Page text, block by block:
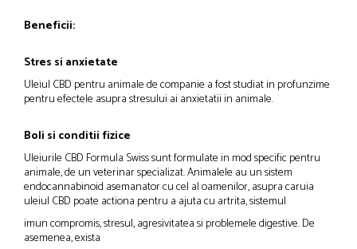
Beneficii:
Stres si anxietate
Uleiul CBD pentru animale de companie a fost studiat in profunzime
pentru efectele asupra stresului ai anxietatii in animale.
Boli si conditii fizice
Uleiurile CBD Formula Swiss sunt formulate in mod specific pentru
animale, de un veterinar specializat. Animalele au un sistem
endocannabinoid asemanator cu cel al oamenilor, asupra caruia
uleiul CBD poate actiona pentru a ajuta cu artrita, sistemul
imun compromis, stresul, agresivitatea si problemele digestive. De
asemenea, exista